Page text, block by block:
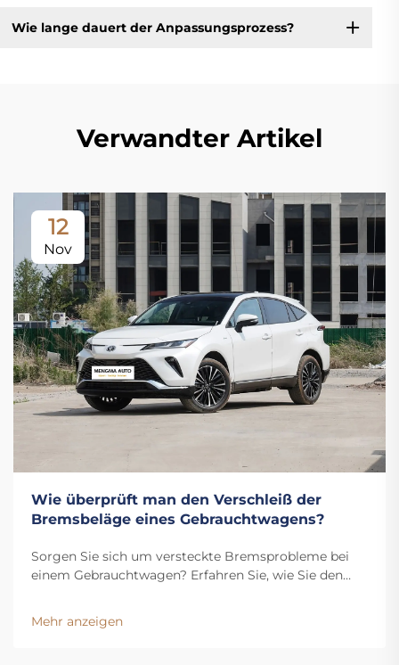
Wie lange dauert der Anpassungsprozess?
Verwandter Artikel
12
Nov
Wie überprüft man den Verschleiß der
Bremsbeläge eines Gebrauchtwagens?
Sorgen Sie sich um versteckte Bremsprobleme bei
einem Gebrauchtwagen? Erfahren Sie, wie Sie den
Flüssigkeitsstand kontrollieren und Warnsignale
erkennen. Holen Sie sich jetzt unseren kostenlosen
Mehr anzeigen